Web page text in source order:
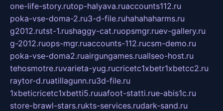
one-life-story.rutop-halyava.ruaccounts112.ru
poka-vse-doma-2.ru3-d-file.ruhahahaharms.ru
g2012.rutst-1.rushaggy-cat.ruopsmgr.ruev-gallery.ru
g-2012.ruops-mgr.ruaccounts-112.rucsm-demo.ru
poka-vse-doma2.ruairgungames.ruallseo-host.ru
tehosmotre.ruvarieta-yug.rucricetc1xbetr1xbetcc2.ru
raytor-d.ruatillagunn.ru3d-file.ru
1xbeticricetc1xbetti5.ruuafoot-statti.rue-abis1c.ru
store-brawl-stars.rukts-services.rudark-sand.ru